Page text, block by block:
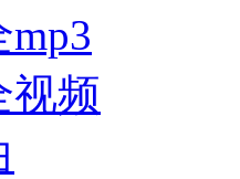
mp3
视频